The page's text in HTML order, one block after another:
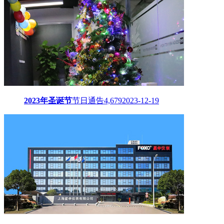
2023年圣诞节节日通告4,6792023-12-19